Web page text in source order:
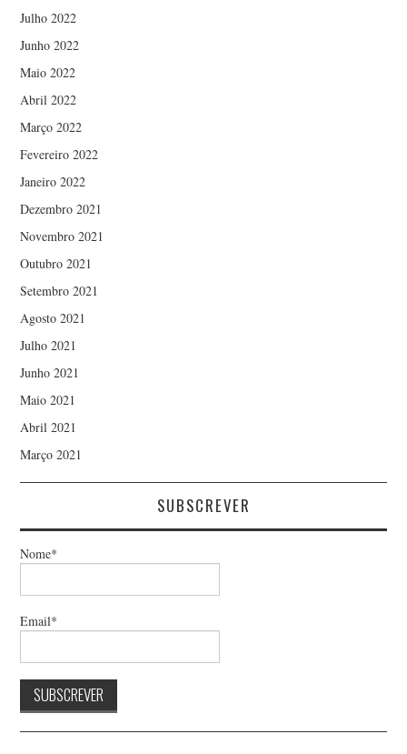
Julho 2022
Junho 2022
Maio 2022
Abril 2022
Março 2022
Fevereiro 2022
Janeiro 2022
Dezembro 2021
Novembro 2021
Outubro 2021
Setembro 2021
Agosto 2021
Julho 2021
Junho 2021
Maio 2021
Abril 2021
Março 2021
SUBSCREVER
Nome*
Email*